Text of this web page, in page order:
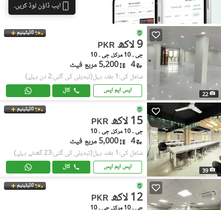
ایپ ڈاؤن لوڈ کریں۔
22
ٹائیٹینیم
PKR 9 لاکھ
جی ۔ 10 مرکز, جی ۔ 10
4 5,200 مربع فیٹ
شامل کی:1 ہفتہ پہل (تبدیلی کی گئی:2 دن پہلے)
ایس ایم ایس کال
39
ٹائیٹینیم
PKR 15 لاکھ
جی ۔ 10 مرکز, جی ۔ 10
4 5,000 مربع فیٹ
شامل کی:1 ہفتہ پہل (تبدیلی کی گئی:23 گھنٹے پہلے)
ایس ایم ایس کال
ٹائیٹینیم
PKR 12 لاکھ